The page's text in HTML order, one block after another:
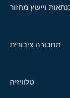
וייעוץ מחזור
תחבורה ציבורית
טלוויזיה